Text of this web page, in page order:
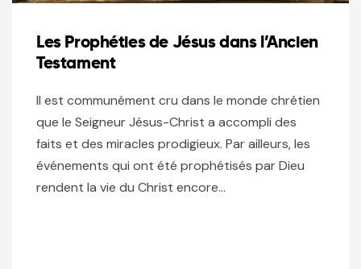
Les Prophéties de Jésus dans l’Ancien
Testament
Il est communément cru dans le monde chrétien
que le Seigneur Jésus-Christ a accompli des
faits et des miracles prodigieux. Par ailleurs, les
événements qui ont été prophétisés par Dieu
rendent la vie du Christ encore…